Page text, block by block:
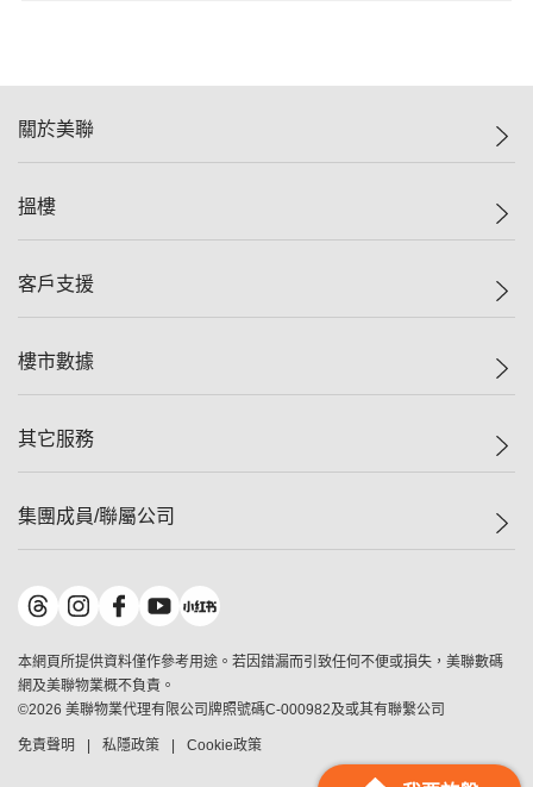
關於美聯
美聯集團
人才招募
搵樓
一手新盤
減價
美聯豪宅
獨家樓盤
租盤
客戶支援
自助放盤
查詢熱線
按揭計算機
負擔能力計算機
轉按計算機
繳款方式
樓市數據
樓價指數
歷史成交
屋苑成交排行榜
地區百科
其它服務
屋苑專頁
美聯精英會
美善會
地產代理管理協會
申報已遞交的購樓意向登記
集團成員/聯屬公司
美聯物業
鋑聯控股*
美聯工商舖*
美聯中國
美聯澳門
美聯金融集團
本網頁所提供資料僅作參考用途。若因錯漏而引致任何不便或損失，美聯數碼
網及美聯物業概不負責。
©2026 美聯物業代理有限公司牌照號碼C-000982及或其有聯繫公司
免責聲明 私隱政策 Cookie政策